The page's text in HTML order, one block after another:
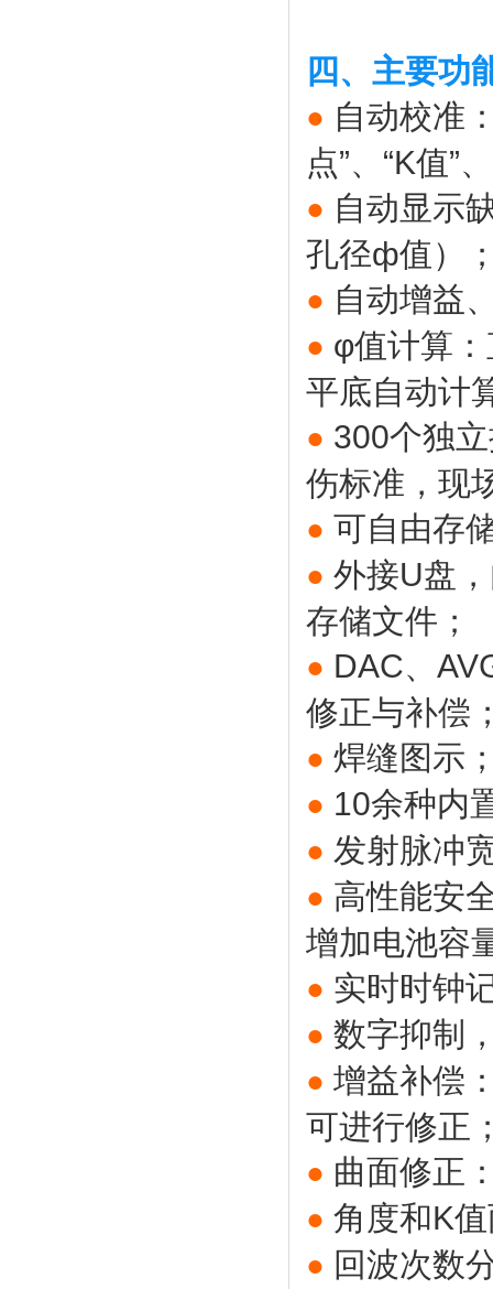
四、主要功
● 自动校准
点”、“K值”
● 自动显示
孔径ф值）
● 自动增益
● φ值计算
平底自动计
● 300个独
伤标准，现
● 可自由存
● 外接U盘
存储文件；
● DAC、
修正与补偿
● 焊缝图示
● 10余种内
● 发射脉冲
● 高性能安
增加电池容
● 实时时钟
● 数字抑制
● 增益补偿
可进行修正
● 曲面修正
● 角度和K
● 回波次数